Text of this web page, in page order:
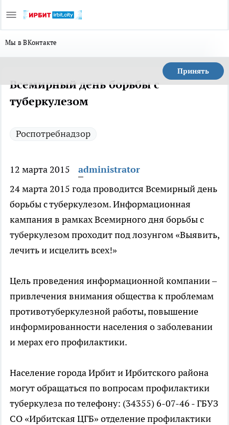
Мы в ВКонтакте
Принять
Всемирный день борьбы с
туберкулезом
Роспотребнадзор
12 марта 2015
administrator
24 марта 2015 года проводится Всемирный день
борьбы с туберкулезом. Информационная
кампания в рамках Всемирного дня борьбы с
туберкулезом проходит под лозунгом «Выявить,
лечить и исцелить всех!»
Цель проведения информационной компании –
привлечения внимания общества к проблемам
противотуберкулезной работы, повышение
информированности населения о заболевании
и мерах его профилактики.
Население города Ирбит и Ирбитского района
могут обращаться по вопросам профилактики
туберкулеза по телефону: (34355) 6-07-46 - ГБУЗ
СО «Ирбитская ЦГБ» отделение профилактики